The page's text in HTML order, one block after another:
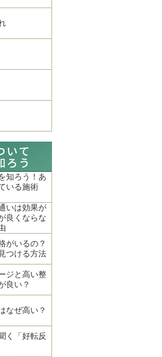
知ろう！あ
いる施術
いは効果が
良くならな
がいるの？
つける方法
ジと高い整
良い？
なぜ高い？
く「好転反